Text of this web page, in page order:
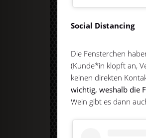
Social Distancing
Die Fensterchen
(Kunde*in klopft an,
keinen direkten
wichtig, weshalb die
Wein gibt es dann